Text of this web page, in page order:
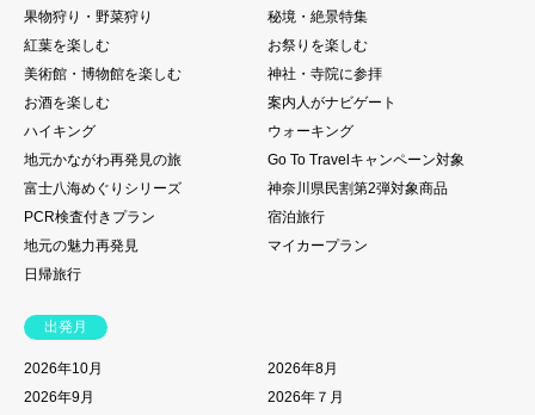
果物狩り・野菜狩り
秘境・絶景特集
紅葉を楽しむ
お祭りを楽しむ
美術館・博物館を楽しむ
神社・寺院に参拝
お酒を楽しむ
案内人がナビゲート
ハイキング
ウォーキング
地元かながわ再発見の旅
Go To Travelキャンペーン対象
富士八海めぐりシリーズ
神奈川県民割第2弾対象商品
PCR検査付きプラン
宿泊旅行
地元の魅力再発見
マイカープラン
日帰旅行
出発月
2026年10月
2026年8月
2026年9月
2026年７月